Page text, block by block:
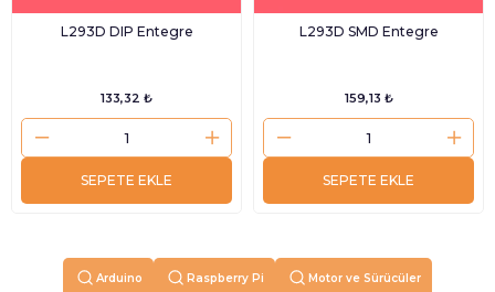
L293D DIP Entegre
133,32 ₺
SEPETE EKLE
L293D SMD Entegre
159,13 ₺
SEPETE EKLE
Arduino Raspberry Pi Motor ve Sürücüler